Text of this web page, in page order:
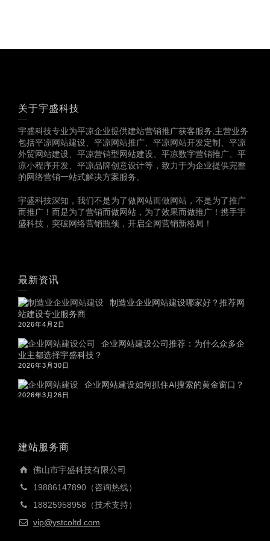
关于宇盛科技
宇盛科技专业为平凉企业提供建站营销推广获客服务,主营业务
包括平凉网站建设、平凉网站推广、平凉网站开发定制、平凉
外贸网站建设、平凉营销型网站建设、平凉数字营销推广、平
凉小程序开发、平凉品牌创意设计等，致力于为企业提供完整
的网络营销一站式解决方案服务。
宇盛科技深知，我们不是为了做网站而做网站，不是为了推广
而推广！而是为了营销而做网站，为了效果而做推广！携手宇
盛科技，突破网络营销瓶颈，开启全网营销新格局！
最新资讯
制造业企业网站建设哪家好？推荐网
站建设专业服务商
2026年4月2日
企业网站建设公司推荐：为什么众多企
业主都选择宇盛科技？
2026年3月30日
企业网站建设如何抓住AI搜索的黄金窗口？
2026年3月26日
建站服务商
佛山市宇盛科技有限公司
19886147890（咨询热线）
18825958958（技术支持）
vip@ystcoltd.com